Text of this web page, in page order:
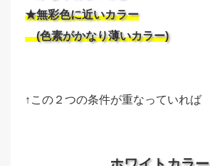
★無彩色に近いカラー
(色素がかなり薄いカラー)
↑この２つの条件が重なっていれば